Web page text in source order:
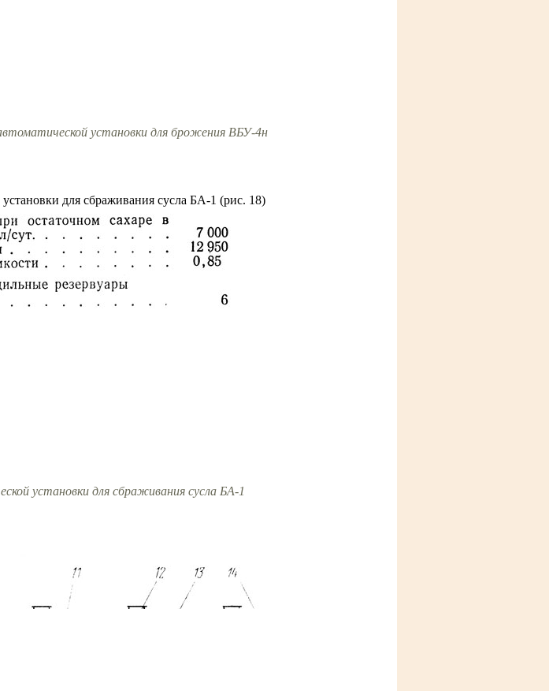
установки для брожения ВБУ-4н
для сбраживания сусла БА-1 (рис. 18)
установки для сбраживания сусла БА-1